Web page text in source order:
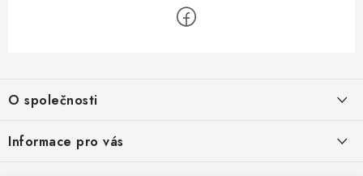
p
a
O společnosti
O nás
Informace pro vás